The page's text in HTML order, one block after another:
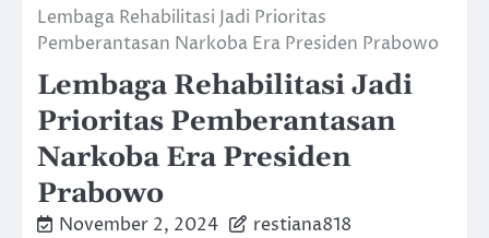
Lembaga Rehabilitasi Jadi Prioritas
Pemberantasan Narkoba Era Presiden Prabowo
Lembaga Rehabilitasi Jadi
Prioritas Pemberantasan
Narkoba Era Presiden
Prabowo
November 2, 2024 restiana818